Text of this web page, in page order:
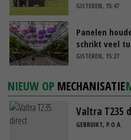
GISTEREN, 15:47
Panelen
schrikt veel
GISTEREN, 15:27
NIEUW OP MECHANISATIE
Valtra T235
GEBRUIKT, P.O.A.